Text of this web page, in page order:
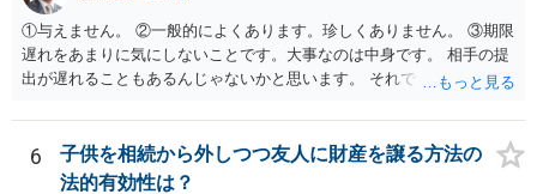
①与えません。 ②一般的によくあります。珍しくありません。 ③期限
遅れをあまりに気にしないことです。大事なのは中身です。 相手の提
出が遅れることもあるんじゃないかと思います。 それでもあなた有利
6
子供を相続から外しつつ友人に財産を譲る方法の
法的有効性は？